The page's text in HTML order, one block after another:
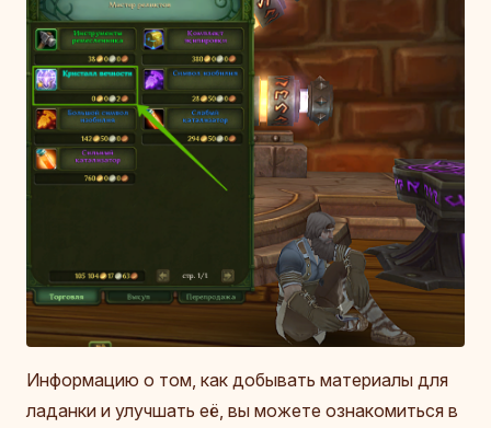
Информацию о том, как добывать материалы для
ладанки и улучшать её, вы можете ознакомиться в